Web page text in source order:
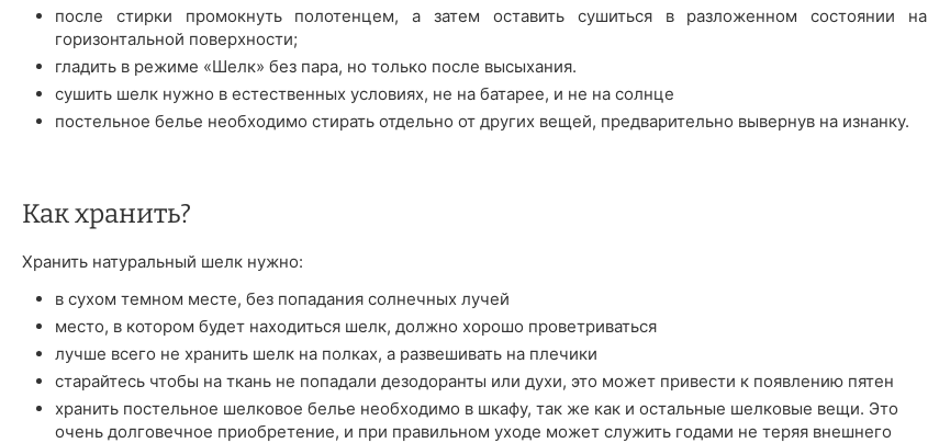
после стирки промокнуть полотенцем, а затем оставить сушиться в разложенном состоянии на
горизонтальной поверхности;
гладить в режиме «Шелк» без пара, но только после высыхания.
сушить шелк нужно в естественных условиях, не на батарее, и не на солнце
постельное белье необходимо стирать отдельно от других вещей, предварительно вывернув на изнанку.
Как хранить?
Хранить натуральный шелк нужно:
в сухом темном месте, без попадания солнечных лучей
место, в котором будет находиться шелк, должно хорошо проветриваться
лучше всего не хранить шелк на полках, а развешивать на плечики
старайтесь чтобы на ткань не попадали дезодоранты или духи, это может привести к появлению пятен
хранить постельное шелковое белье необходимо в шкафу, так же как и остальные шелковые вещи. Это
очень долговечное приобретение, и при правильном уходе может служить годами не теряя внешнего